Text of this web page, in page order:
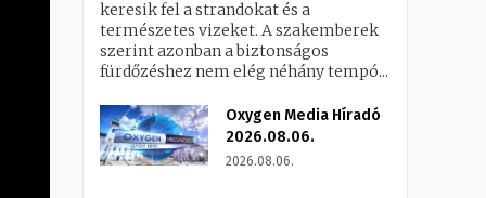
keresik fel a strandokat és a
természetes vizeket. A szakemberek
szerint azonban a biztonságos
fürdőzéshez nem elég néhány tempó...
Oxygen Media Híradó
2026.08.06.
2026.08.06.